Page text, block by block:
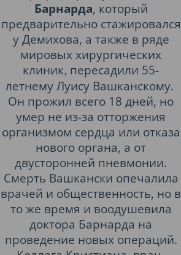
Барнарда, который
предварительно стажировался
у Демихова, а также в ряде
мировых хирургических
клиник, пересадили 55-
летнему Луису Вашканскому.
Он прожил всего 18 дней, но
умер не из-за отторжения
организмом сердца или отказа
нового органа, а от
двусторонней пневмонии.
Смерть Вашкански опечалила
врачей и общественность, но в
то же время и воодушевила
доктора Барнарда на
проведение новых операций.